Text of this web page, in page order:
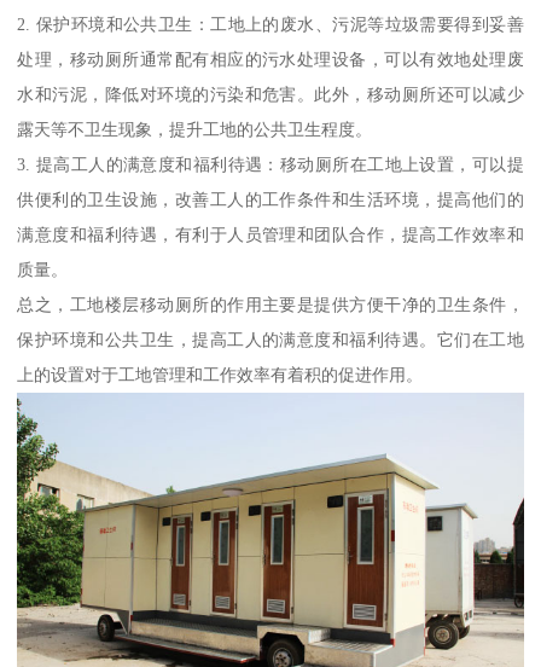
2. 保护环境和公共卫生：工地上的废水、污泥等垃圾需要得到妥善
处理，移动厕所通常配有相应的污水处理设备，可以有效地处理废
水和污泥，降低对环境的污染和危害。此外，移动厕所还可以减少
露天等不卫生现象，提升工地的公共卫生程度。
3. 提高工人的满意度和福利待遇：移动厕所在工地上设置，可以提
供便利的卫生设施，改善工人的工作条件和生活环境，提高他们的
满意度和福利待遇，有利于人员管理和团队合作，提高工作效率和
质量。
总之，工地楼层移动厕所的作用主要是提供方便干净的卫生条件，
保护环境和公共卫生，提高工人的满意度和福利待遇。它们在工地
上的设置对于工地管理和工作效率有着积的促进作用。